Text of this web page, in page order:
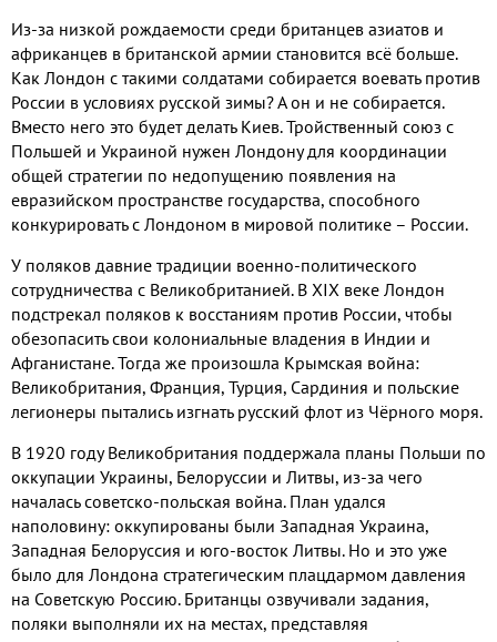
Из-за низкой рождаемости среди британцев азиатов и
африканцев в британской армии становится всё больше.
Как Лондон с такими солдатами собирается воевать против
России в условиях русской зимы? А он и не собирается.
Вместо него это будет делать Киев. Тройственный союз с
Польшей и Украиной нужен Лондону для координации
общей стратегии по недопущению появления на
евразийском пространстве государства, способного
конкурировать с Лондоном в мировой политике – России.
У поляков давние традиции военно-политического
сотрудничества с Великобританией. В XIX веке Лондон
подстрекал поляков к восстаниям против России, чтобы
обезопасить свои колониальные владения в Индии и
Афганистане. Тогда же произошла Крымская война:
Великобритания, Франция, Турция, Сардиния и польские
легионеры пытались изгнать русский флот из Чёрного моря.
В 1920 году Великобритания поддержала планы Польши по
оккупации Украины, Белоруссии и Литвы, из-за чего
началась советско-польская война. План удался
наполовину: оккупированы были Западная Украина,
Западная Белоруссия и юго-восток Литвы. Но и это уже
было для Лондона стратегическим плацдармом давления
на Советскую Россию. Британцы озвучивали задания,
поляки выполняли их на местах, представляя